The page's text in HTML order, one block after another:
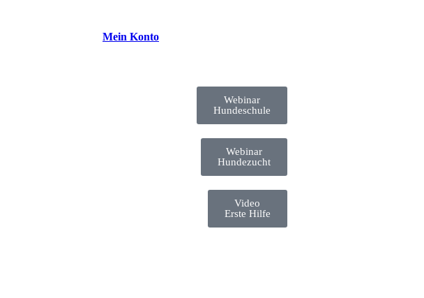
Mein Konto
Webinar
Hundeschule
Webinar
Hundezucht
Video
Erste Hilfe